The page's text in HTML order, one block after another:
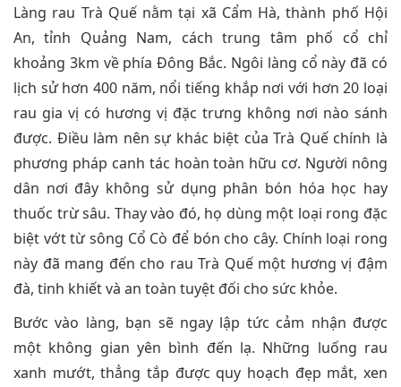
Làng rau Trà Quế nằm tại xã Cẩm Hà, thành phố Hội
An, tỉnh Quảng Nam, cách trung tâm phố cổ chỉ
khoảng 3km về phía Đông Bắc. Ngôi làng cổ này đã có
lịch sử hơn 400 năm, nổi tiếng khắp nơi với hơn 20 loại
rau gia vị có hương vị đặc trưng không nơi nào sánh
được. Điều làm nên sự khác biệt của Trà Quế chính là
phương pháp canh tác hoàn toàn hữu cơ. Người nông
dân nơi đây không sử dụng phân bón hóa học hay
thuốc trừ sâu. Thay vào đó, họ dùng một loại rong đặc
biệt vớt từ sông Cổ Cò để bón cho cây. Chính loại rong
này đã mang đến cho rau Trà Quế một hương vị đậm
đà, tinh khiết và an toàn tuyệt đối cho sức khỏe.
Bước vào làng, bạn sẽ ngay lập tức cảm nhận được
một không gian yên bình đến lạ. Những luống rau
xanh mướt, thẳng tắp được quy hoạch đẹp mắt, xen